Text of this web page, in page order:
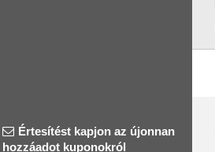
Értesítést kapjon az újonnan
hozzáadot kuponokról